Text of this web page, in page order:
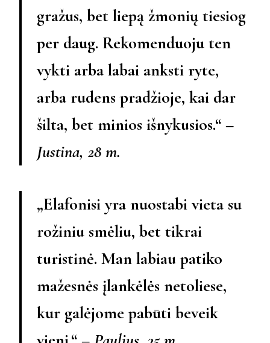
gražus, bet liepą žmonių tiesiog
per daug. Rekomenduoju ten
vykti arba labai anksti ryte,
arba rudens pradžioje, kai dar
šilta, bet minios išnykusios.“ –
Justina, 28 m.
„Elafonisi yra nuostabi vieta su
rožiniu smėliu, bet tikrai
turistinė. Man labiau patiko
mažesnės įlankėlės netoliese,
kur galėjome pabūti beveik